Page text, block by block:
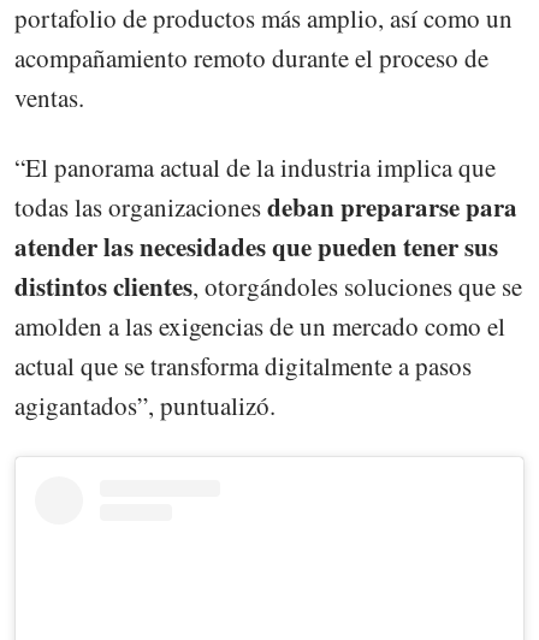
portafolio de productos más amplio, así como un
acompañamiento remoto durante el proceso de
ventas.
“El panorama actual de la industria implica que
todas las organizacionesdeban prepararse para
atender las necesidades que pueden tener sus
distintos clientes, otorgándoles soluciones que se
amolden a las exigencias de un mercado como el
actual que se transforma digitalmente a pasos
agigantados”, puntualizó.